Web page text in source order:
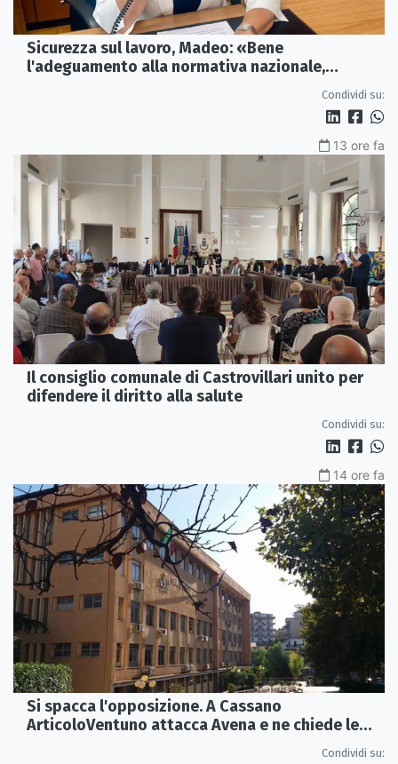
Sicurezza sul lavoro, Madeo: «Bene
l'adeguamento alla normativa nazionale,
Condividi su:
13 ore fa
Il consiglio comunale di Castrovillari unito per
difendere il diritto alla salute
Condividi su:
14 ore fa
Si spacca l'opposizione. A Cassano
ArticoloVentuno attacca Avena e ne chiede le
Condividi su: